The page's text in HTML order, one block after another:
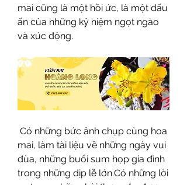
mai cũng là một hồi ức, là một dấu
ấn của những kỷ niệm ngọt ngào
và xúc động.
Có những bức ảnh chụp cùng hoa
mai, làm tài liệu về những ngày vui
đùa, những buổi sum họp gia đình
trong những dịp lễ lớn.Có những lời